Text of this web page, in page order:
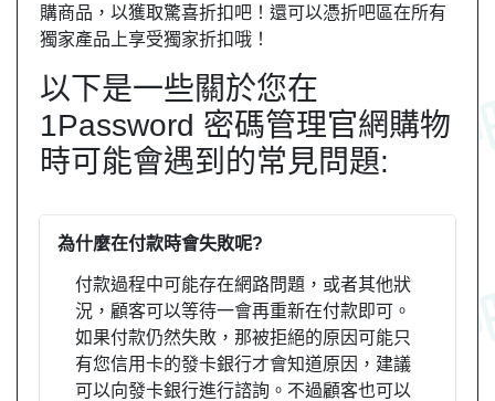
購商品，以獲取驚喜折扣吧！還可以憑折吧區在所有
獨家產品上享受獨家折扣哦！
以下是一些關於您在
1Password 密碼管理官網購物
時可能會遇到的常見問題:
為什麼在付款時會失敗呢?
付款過程中可能存在網路問題，或者其他狀
況，顧客可以等待一會再重新在付款即可。
如果付款仍然失敗，那被拒絕的原因可能只
有您信用卡的發卡銀行才會知道原因，建議
可以向發卡銀行進行諮詢。不過顧客也可以